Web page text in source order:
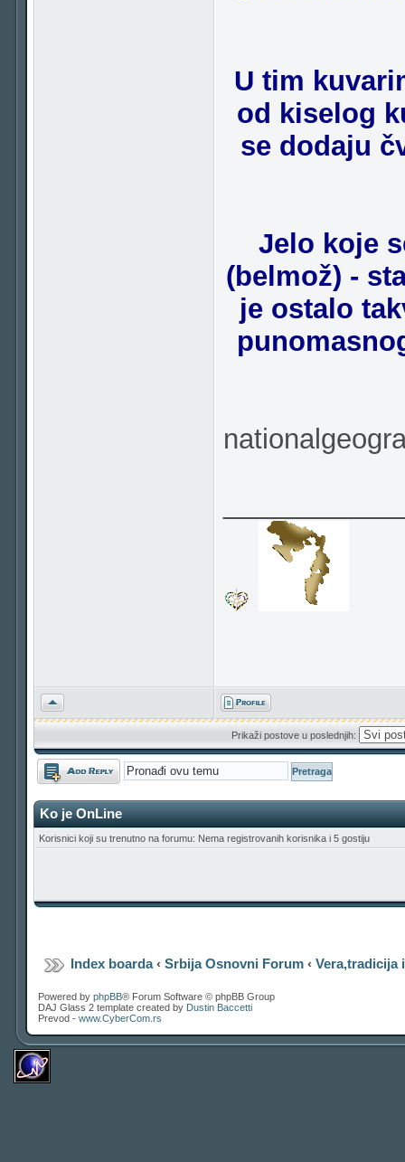
U tim
od kiselog
se dodaju
Jelo koje
(belmož) -
je ostalo
Vrh
Prikaži postove u poslednjih:
Odgovori
Ko je OnLine
Korisnici koji su trenutno na forumu: Nema registrovanih korisnika i 5 gostiju
Index boarda‹ Srbija Osnovni Forum ‹ Vera,tradicija
Powered by phpBB® Forum Software © phpBB Group
DAJ Glass 2 template created by Dustin Baccetti
Prevod - www.CyberCom.rs